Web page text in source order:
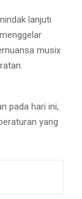
lanjuti
musix
pada hari ini,.
yang